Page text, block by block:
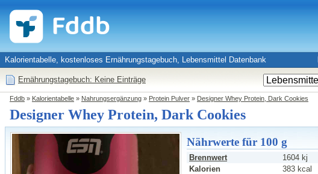
Kalorientabelle, kostenloses Ernährungstagebuch, Lebensmittel Datenbank
Ernährungstagebuch: Keine Einträge
Fddb » Kalorientabelle » Nahrungsergänzung » Protein Pulver » Designer Whey Protein, Dark Cookies
Designer Whey Protein, Dark Cookies
Nährwerte für 100 g
Brennwert
1604 kj
Kalorien
383 kcal